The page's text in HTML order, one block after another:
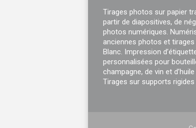
Tirages photos sur papier
partir de diapositives, de
photos numériques.
anciennes photos et
Blanc. Impression
personnalisées pour
champagne, de vin et d’huile
Tirages sur supports